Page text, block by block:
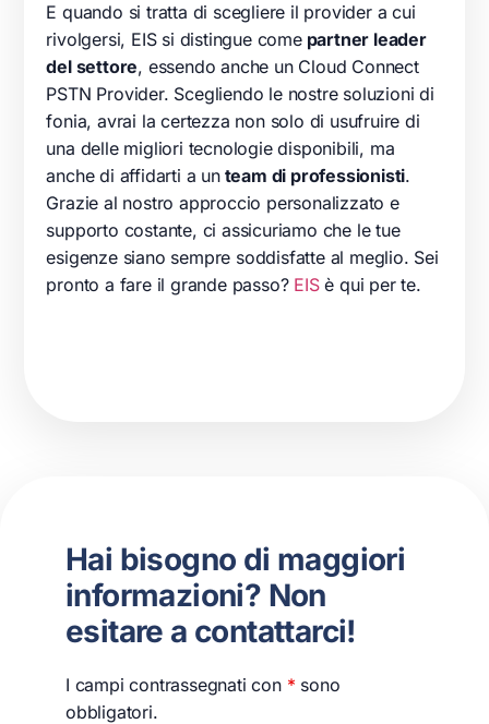
E quando si tratta di scegliere il provider a cui
rivolgersi, EIS si distingue comepartner leader
del settore, essendo anche un Cloud Connect
PSTN Provider. Scegliendo le nostre soluzioni di
fonia, avrai la certezza non solo di usufruire di
una delle migliori tecnologie disponibili, ma
anche di affidarti a unteam di professionisti.
Grazie al nostro approccio personalizzato e
supporto costante, ci assicuriamo che le tue
esigenze siano sempre soddisfatte al meglio. Sei
pronto a fare il grande passo? EISè qui per te.
Hai bisogno di maggiori
informazioni? Non
esitare a contattarci!
I campi contrassegnati con * sono
obbligatori.